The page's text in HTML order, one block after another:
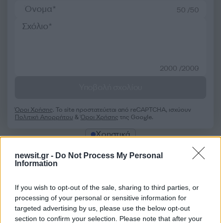
newsit.gr - Do Not Process My Personal
Information
If you wish to opt-out of the sale, sharing to third parties, or
processing of your personal or sensitive information for
targeted advertising by us, please use the below opt-out
section to confirm your selection. Please note that after your
50 /50
2000 /2000
Όροι Χρήσης. Το site προστατεύεται από reCAPTCHA, ισχύουν
Πολιτική Απορρήτου &Όροι Χρήσης της Google.
Χρηστικά
Share:
Ακολουθήστε το Νewsit.gr στο Google Newsκαι
ενημερωθείτε πρώτοι για όλη την ειδησεογραφία και τα
τελευταία νέατης ημέρας